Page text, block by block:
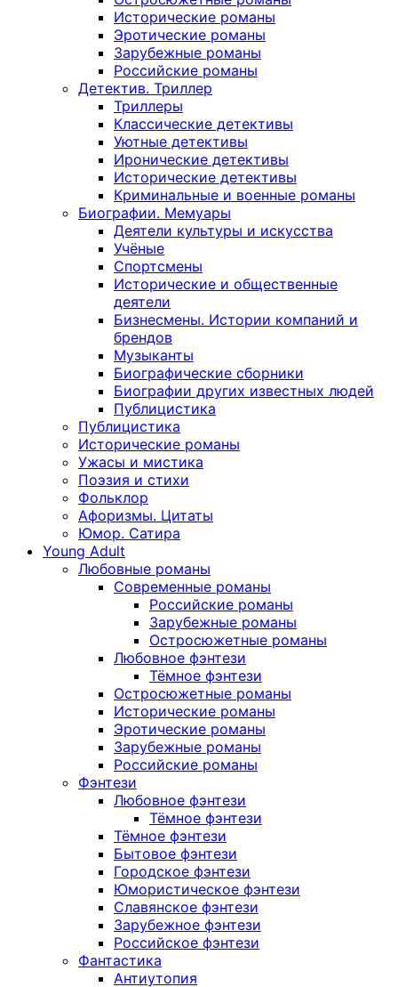
Исторические романы
Эротические романы
Зарубежные романы
Российские романы
Детектив. Триллер
Триллеры
Классические детективы
Уютные детективы
Иронические детективы
Исторические детективы
Криминальные и военные романы
Биографии. Мемуары
Деятели культуры и искусства
Учёные
Спортсмены
Исторические и общественные
деятели
Бизнесмены. Истории компаний и
брендов
Музыканты
Биографические сборники
Биографии других известных людей
Публицистика
Публицистика
Исторические романы
Ужасы и мистика
Поэзия и стихи
Фольклор
Афоризмы. Цитаты
Юмор. Сатира
Young Adult
Любовные романы
Современные романы
Российские романы
Зарубежные романы
Остросюжетные романы
Любовное фэнтези
Тёмное фэнтези
Остросюжетные романы
Исторические романы
Эротические романы
Зарубежные романы
Российские романы
Фэнтези
Любовное фэнтези
Тёмное фэнтези
Тёмное фэнтези
Бытовое фэнтези
Городское фэнтези
Юмористическое фэнтези
Славянское фэнтези
Зарубежное фэнтези
Российское фэнтези
Фантастика
Антиутопия